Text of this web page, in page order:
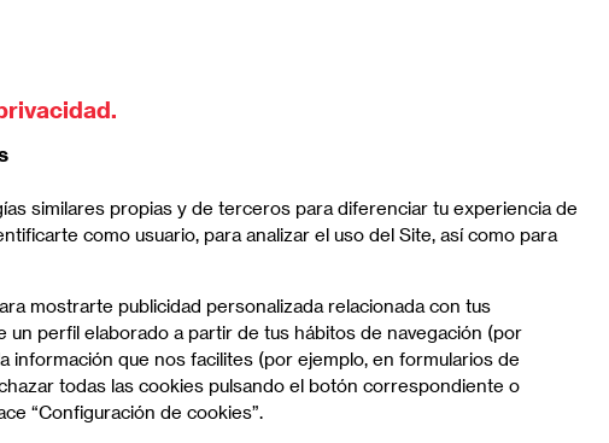
Management
liderando equipos y recursos para
Varios Formatos
Español - Inglés
similares propias y de terceros para diferenciar tu experiencia de
como usuario, para analizar el uso del Site, así como para
mostrarte publicidad personalizada relacionada con tus
un perfil elaborado a partir de tus hábitos de navegación (por
información que nos facilites (por ejemplo, en formularios de
todas las cookies pulsando el botón correspondiente o
“Configuración de cookies”.